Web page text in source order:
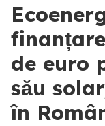
de euro
său
în